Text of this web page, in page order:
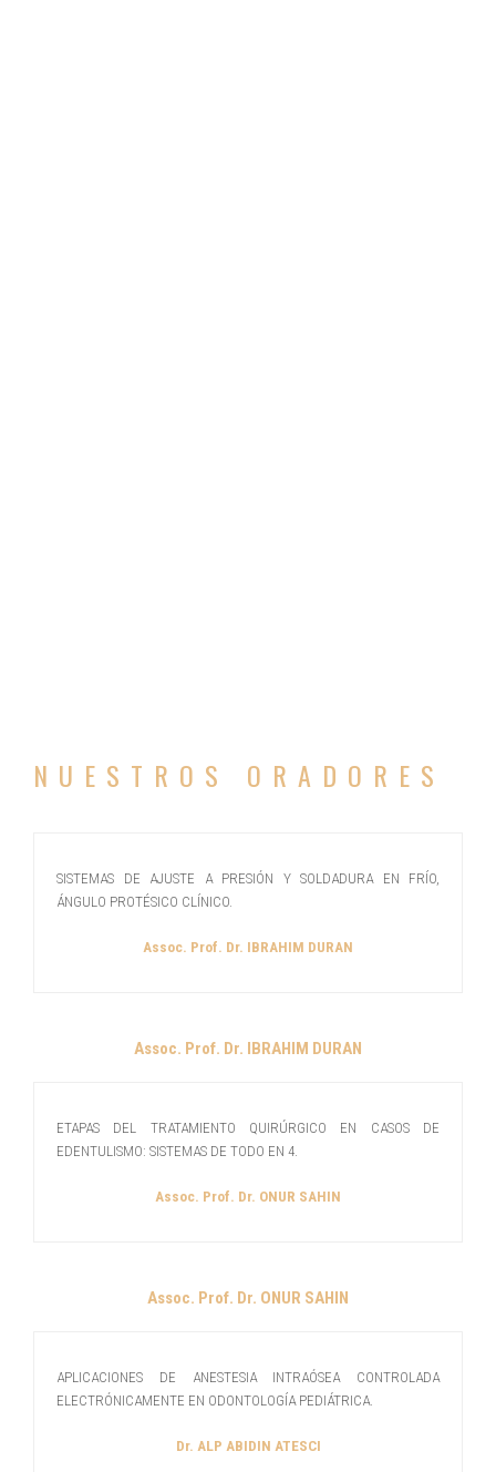
NUESTROS ORADORES
SISTEMAS DE AJUSTE A PRESIÓN Y SOLDADURA EN FRÍO,
ÁNGULO PROTÉSICO CLÍNICO.
Assoc. Prof. Dr. IBRAHIM DURAN
Assoc. Prof. Dr. IBRAHIM DURAN
ETAPAS DEL TRATAMIENTO QUIRÚRGICO EN CASOS DE
EDENTULISMO: SISTEMAS DE TODO EN 4.
Assoc. Prof. Dr. ONUR SAHIN
Assoc. Prof. Dr. ONUR SAHIN
APLICACIONES DE ANESTESIA INTRAÓSEA CONTROLADA
ELECTRÓNICAMENTE EN ODONTOLOGÍA PEDIÁTRICA.
Dr. ALP ABIDIN ATESCI